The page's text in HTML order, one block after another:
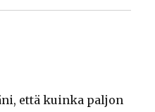
että kuinka paljon